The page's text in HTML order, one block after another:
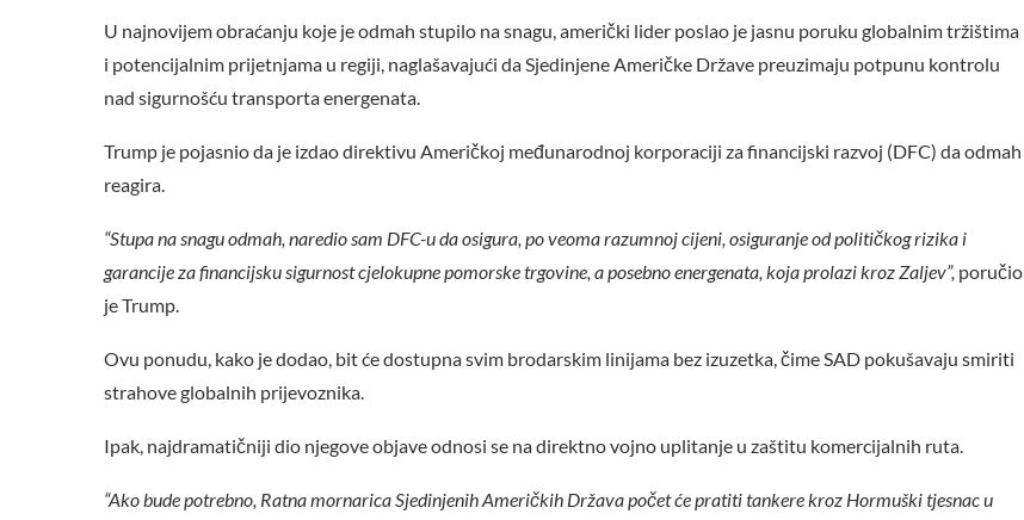
U najnovijem obraćanju koje je odmah stupilo na snagu, američki lider poslao je jasnu poruku globalnim tržištima
i potencijalnim prijetnjama u regiji, naglašavajući da Sjedinjene Američke Države preuzimaju potpunu kontrolu
nad sigurnošću transporta energenata.
Trump je pojasnio da je izdao direktivu Američkoj međunarodnoj korporaciji za financijski razvoj (DFC) da odmah
reagira.
“Stupa na snagu odmah, naredio sam DFC-u da osigura, po veoma razumnoj cijeni, osiguranje od političkog rizika i
garancije za financijsku sigurnost cjelokupne pomorske trgovine, a posebno energenata, koja prolazi kroz Zaljev”, poručio
je Trump.
Ovu ponudu, kako je dodao, bit će dostupna svim brodarskim linijama bez izuzetka, čime SAD pokušavaju smiriti
strahove globalnih prijevoznika.
Ipak, najdramatičniji dio njegove objave odnosi se na direktno vojno uplitanje u zaštitu komercijalnih ruta.
“Ako bude potrebno, Ratna mornarica Sjedinjenih Američkih Država počet će pratiti tankere kroz Hormuški tjesnac u